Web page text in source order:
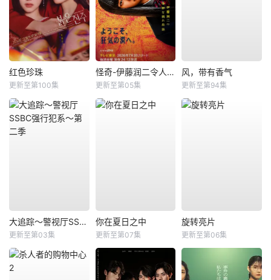
红色珍珠
更新至第100集
怪奇-伊藤润二令人彻夜难眠的奇异故事－
更新至第05集
风，带有香气
更新至第94集
大追踪〜警视厅SSBC强行犯系〜第二季
更新至第03集
你在夏日之中
更新至第07集
旋转亮片
更新至第06集